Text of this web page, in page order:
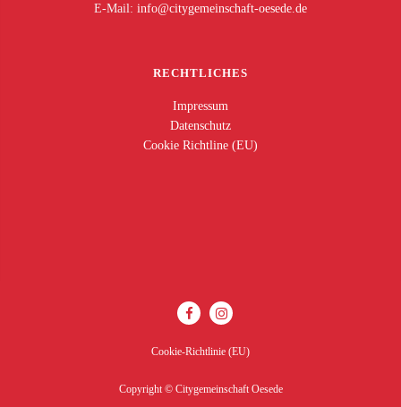
E-Mail: ed.edeseo-tfahcsniemegytic@ofni
RECHTLICHES
Impressum
Datenschutz
Cookie Richtline (EU)
Cookie-Richtlinie (EU)
Copyright © Citygemeinschaft Oesede